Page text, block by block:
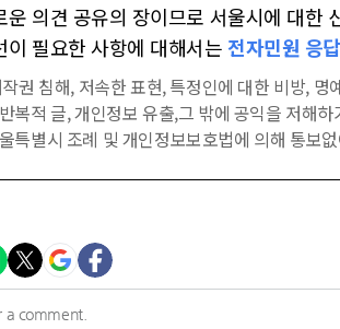
운 의견 공유의 장이므로 서울시에 대한
이 필요한 사항에 대해서는 전자민원 응
권 침해, 저속한 표현, 특정인에 대한 비방, 명
복적 글, 개인정보 유출,그 밖에 공익을 저해
특별시 조례 및 개인정보보호법에 의해 통보